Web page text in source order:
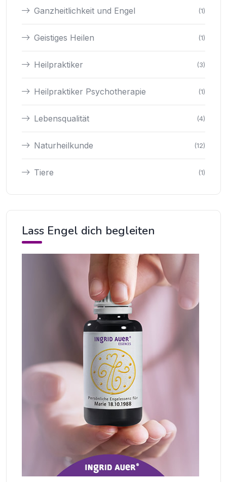
Ganzheitlichkeit und Engel (1)
Geistiges Heilen (1)
Heilpraktiker (3)
Heilpraktiker Psychotherapie (1)
Lebensqualität (4)
Naturheilkunde (12)
Tiere (1)
Lass Engel dich begleiten